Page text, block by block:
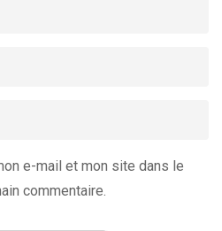
e-mail et mon site dans le
commentaire.